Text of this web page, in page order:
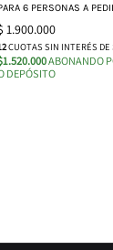
6 PERSONAS A
1.900.000
CUOTAS SIN INTERÉS DE
ABONANDO
DEPÓSITO